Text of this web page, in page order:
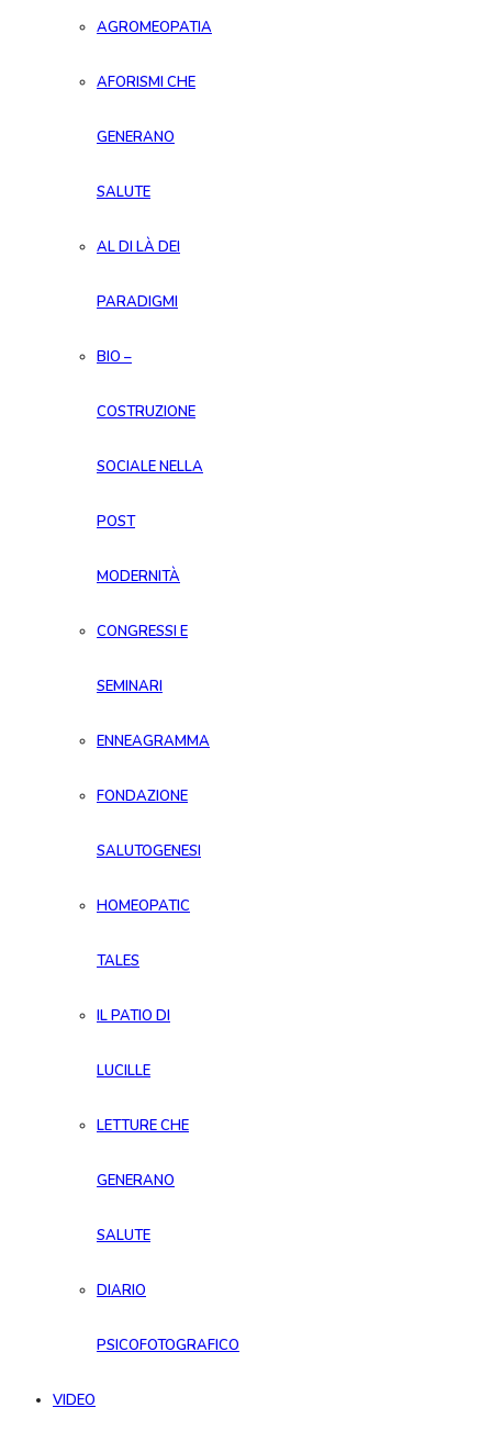
AGROMEOPATIA
AFORISMI CHE
GENERANO
SALUTE
AL DI LÀ DEI
PARADIGMI
BIO –
COSTRUZIONE
SOCIALE NELLA
POST
MODERNITÀ
CONGRESSI E
SEMINARI
ENNEAGRAMMA
FONDAZIONE
SALUTOGENESI
HOMEOPATIC
TALES
IL PATIO DI
LUCILLE
LETTURE CHE
GENERANO
SALUTE
DIARIO
PSICOFOTOGRAFICO
VIDEO